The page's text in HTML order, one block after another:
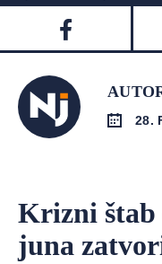
28.
Krizni štab
juna